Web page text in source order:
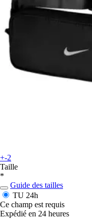
+-2
Taille
*
Guide des tailles
TU 24h
Ce champ est requis
Expédié en 24 heures